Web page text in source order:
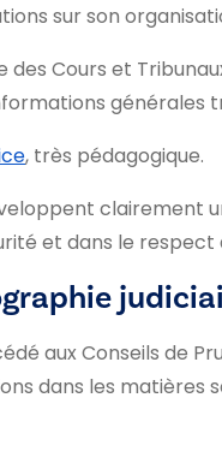
sur son
des Cours et
générales
, très pédagogique.
clairement
et dans le respect
aux Conseils de
dans les matières